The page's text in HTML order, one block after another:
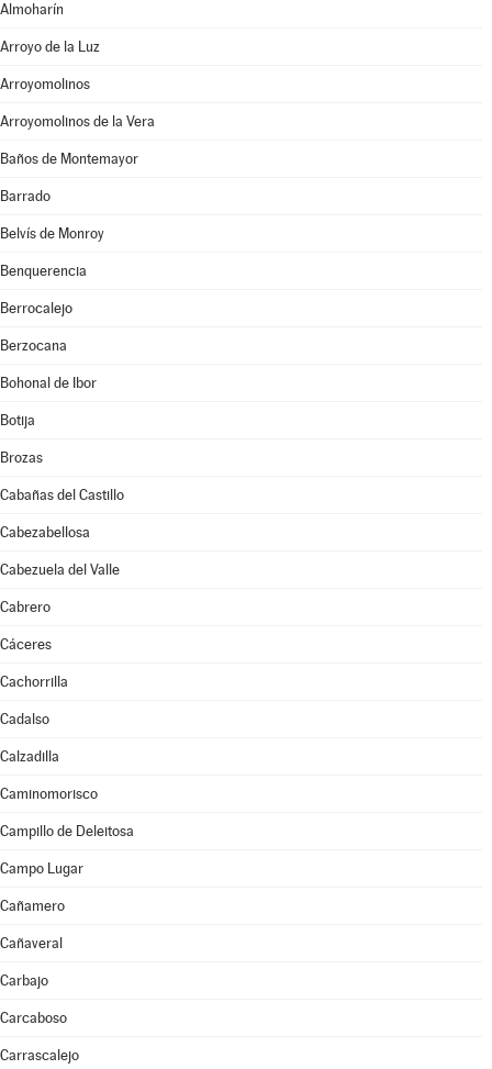
Almoharín
Arroyo de la Luz
Arroyomolinos
Arroyomolinos de la Vera
Baños de Montemayor
Barrado
Belvís de Monroy
Benquerencia
Berrocalejo
Berzocana
Bohonal de Ibor
Botija
Brozas
Cabañas del Castillo
Cabezabellosa
Cabezuela del Valle
Cabrero
Cáceres
Cachorrilla
Cadalso
Calzadilla
Caminomorisco
Campillo de Deleitosa
Campo Lugar
Cañamero
Cañaveral
Carbajo
Carcaboso
Carrascalejo